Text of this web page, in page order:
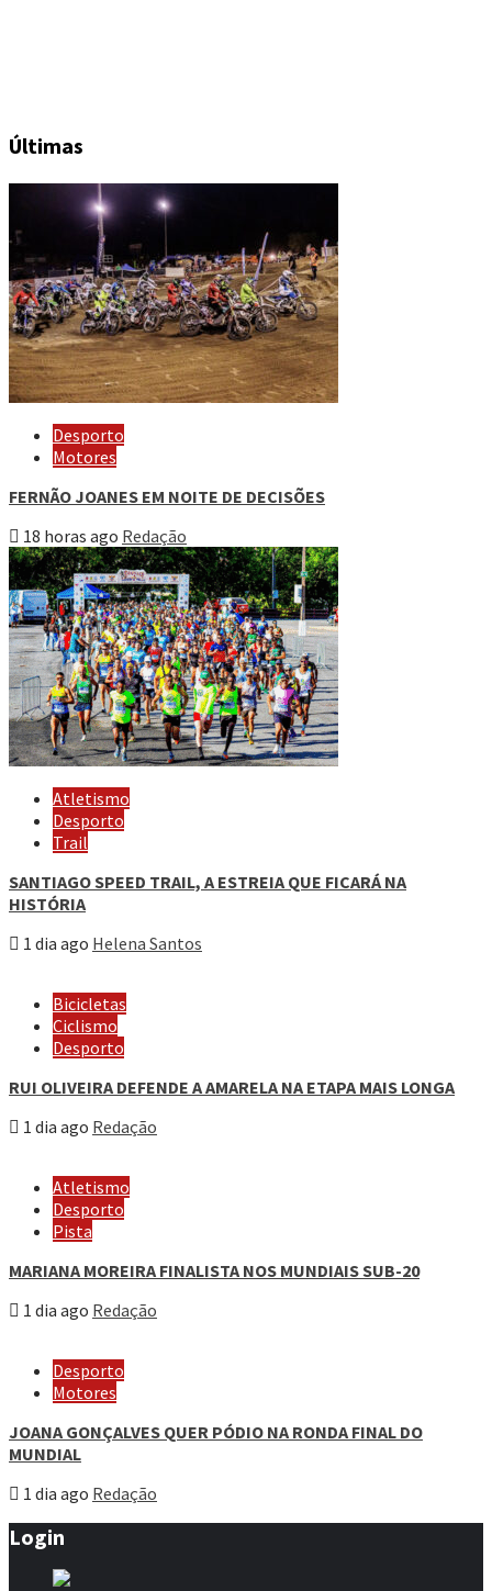
Últimas
Desporto
Motores
FERNÃO JOANES EM NOITE DE DECISÕES
18 horas ago Redação
Atletismo
Desporto
Trail
SANTIAGO SPEED TRAIL, A ESTREIA QUE FICARÁ NA
HISTÓRIA
1 dia ago Helena Santos
Bicicletas
Ciclismo
Desporto
RUI OLIVEIRA DEFENDE A AMARELA NA ETAPA MAIS LONGA
1 dia ago Redação
Atletismo
Desporto
Pista
MARIANA MOREIRA FINALISTA NOS MUNDIAIS SUB-20
1 dia ago Redação
Desporto
Motores
JOANA GONÇALVES QUER PÓDIO NA RONDA FINAL DO
MUNDIAL
1 dia ago Redação
Login